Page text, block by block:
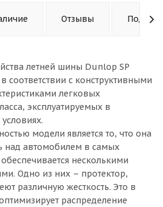
Отзывы
летней шины Dunlop SP
соответствии с конструктивными
легковых
эксплуатируемых в
модели является то, что она
над автомобилем в самых
несколькими
Одно из них – протектор,
различную жесткость. Это в
распределение